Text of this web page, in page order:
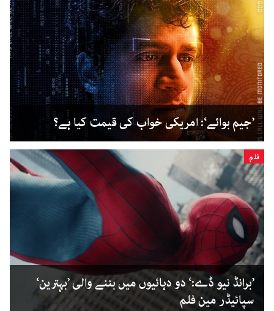
’جیم بوائے‘: امریکی خواب کی قیمت کیا ہے؟
فلم
’برانڈ نیو ڈے:‘ دو دہائیوں میں بننے والی ’بہترین‘
سپائیڈر مین فلم